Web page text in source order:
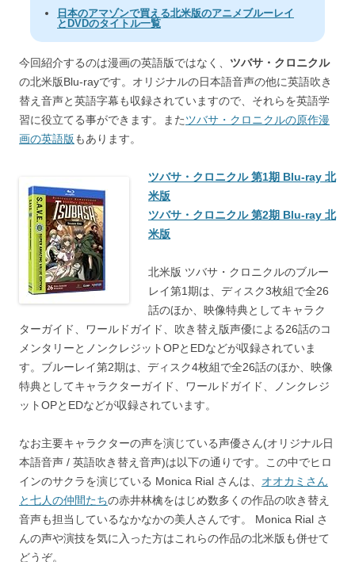
日本のアマゾンで買える北米版のアニメブルーレイ
とDVDのタイトル一覧
今回紹介するのは漫画の英語版ではなく、 ツバサ・クロニクル
の北米版Blu-rayです。オリジナルの日本語音声の他に英語吹き
替え音声と英語字幕も収録されていますので、それらを英語学
習に役立てる事ができます。またツバサ・クロニクルの原作漫
画の英語版もあります。
ツバサ・クロニクル 第1期 Blu-ray 北
米版
ツバサ・クロニクル 第2期 Blu-ray 北
米版
北米版 ツバサ・クロニクルのブルー
レイ第1期は、ディスク3枚組で全26
話のほか、映像特典としてキャラク
ターガイド、ワールドガイド、吹き替え版声優による26話のコ
メンタリーとノンクレジットOPとEDなどが収録されていま
す。ブルーレイ第2期は、ディスク4枚組で全26話のほか、映像
特典としてキャラクターガイド、ワールドガイド、ノンクレジ
ットOPとEDなどが収録されています。
なお主要キャラクターの声を演じている声優さん(オリジナル日
本語音声 / 英語吹き替え音声)は以下の通りです。この中でヒロ
インのサクラを演じている Monica Rial さんは、 オオカミさん
と七人の仲間たちの赤井林檎をはじめ数多くの作品の吹き替え
音声も担当しているなかなかの美人さんです。 Monica Rial さ
んの声や演技を気に入った方はこれらの作品の北米版も併せて
どうぞ。